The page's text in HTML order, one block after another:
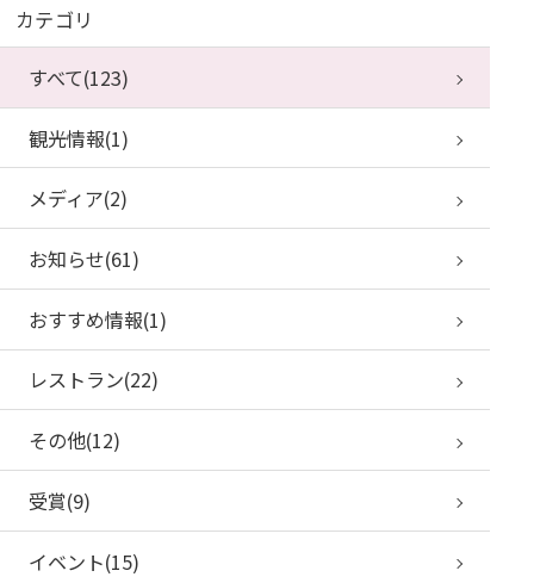
カテゴリ
すべて(123)
観光情報(1)
メディア(2)
お知らせ(61)
おすすめ情報(1)
レストラン(22)
その他(12)
受賞(9)
イベント(15)